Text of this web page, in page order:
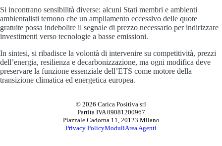
Si incontrano sensibilità diverse: alcuni Stati membri e ambienti
ambientalisti temono che un ampliamento eccessivo delle quote
gratuite possa indebolire il segnale di prezzo necessario per indirizzare
investimenti verso tecnologie a basse emissioni.
In sintesi, si ribadisce la volontà di intervenire su competitività, prezzi
dell’energia, resilienza e decarbonizzazione, ma ogni modifica deve
preservare la funzione essenziale dell’ETS come motore della
transizione climatica ed energetica europea.
© 2026 Carica Positiva srl
Partita IVA 09081200967
Piazzale Cadorna 11, 20123 Milano
Privacy PolicyModuliArea Agenti